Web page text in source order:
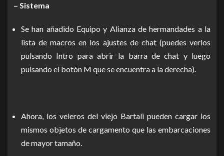
– Sistema
Se han añadido Equipo y Alianza de hermandades a la
lista de macros en los ajustes de chat (puedes verlos
pulsando Intro para abrir la barra de chat y luego
pulsando el botón M que se encuentra a la derecha).
Ahora, los veleros del viejo Bartali pueden cargar los
mismos objetos de cargamento que las embarcaciones
de mayor tamaño.